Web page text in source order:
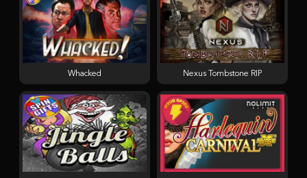
Nexus Tombstone RIP
Whacked